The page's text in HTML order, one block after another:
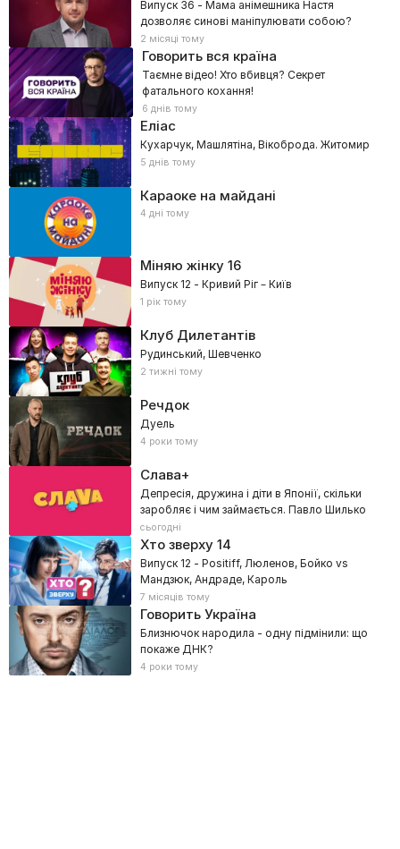
Випуск 36 - Мама анімешника Настя
дозволяє синові маніпулювати собою?
2 місяці тому
Говорить вся країна
Таємне відео! Хто вбивця? Секрет
фатального кохання!
6 днів тому
Еліас
Кухарчук, Машлятіна, Вікоброда. Житомир
5 днів тому
Караоке на майдані
4 дні тому
Міняю жінку16
Випуск 12 - Кривий Ріг – Київ
1 рік тому
Клуб Дилетантів
Рудинський, Шевченко
2 тижні тому
Речдок
Дуель
4 роки тому
Слава+
Депресія, дружина і діти в Японії, скільки
заробляє і чим займається. Павло Шилько
сьогодні
Хто зверху14
Випуск 12 - Positiff, Люленов, Бойко vs
Мандзюк, Андраде, Кароль
7 місяців тому
Говорить Україна
Близнючок народила - одну підмінили: що
покаже ДНК?
4 роки тому